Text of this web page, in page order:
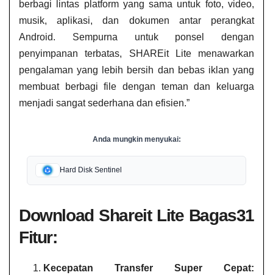
berbagi lintas platform yang sama untuk foto, video,
musik, aplikasi, dan dokumen antar perangkat
Android. Sempurna untuk ponsel dengan
penyimpanan terbatas, SHAREit Lite menawarkan
pengalaman yang lebih bersih dan bebas iklan yang
membuat berbagi file dengan teman dan keluarga
menjadi sangat sederhana dan efisien.”
Anda mungkin menyukai:
Hard Disk Sentinel
Download Shareit Lite​ Bagas31
Fitur:
Kecepatan Transfer Super Cepat: